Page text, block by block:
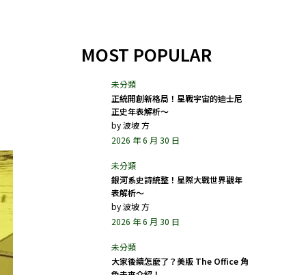
MOST POPULAR
正統開創新格局！星戰宇宙的迪士尼
正史年表解析～
by波坡 方
2026 年 6 月 30 日
銀河系史詩統整！星際大戰世界觀年
表解析～
by波坡 方
2026 年 6 月 30 日
大家後續怎麼了？美版 The Office 角